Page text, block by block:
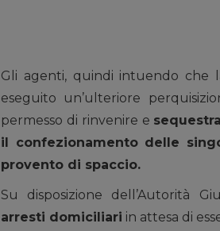
Gli agenti, quindi intuendo che
eseguito un’ulteriore
permesso di rinvenire e
il confezionamento delle
provento di spaccio.
Su disposizione dell’Autorità
arresti domiciliari in attesa di